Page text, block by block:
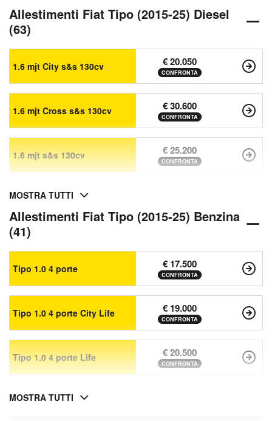
Allestimenti Fiat Tipo (2015-25) Diesel
(63)
1.6 mjt City s&s 130cv € 20.050
CONFRONTA
1.6 mjt Cross s&s 130cv € 30.600
CONFRONTA
1.6 mjt s&s 130cv € 25.200
CONFRONTA
MOSTRA TUTTI
Allestimenti Fiat Tipo (2015-25) Benzina
(41)
Tipo 1.0 4 porte € 17.500
CONFRONTA
Tipo 1.0 4 porte City Life € 19.000
CONFRONTA
Tipo 1.0 4 porte Life € 20.500
CONFRONTA
MOSTRA TUTTI